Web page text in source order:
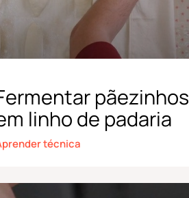
pãezinhos
linho de padaria
técnica